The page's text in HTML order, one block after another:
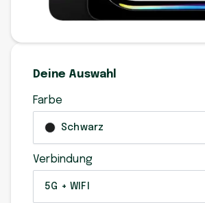
Deine Auswahl
Farbe
Schwarz
Verbindung
5G + WIFI